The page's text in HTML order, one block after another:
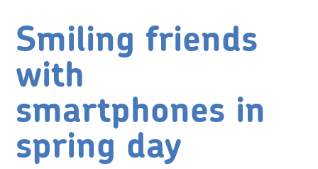
Smiling friends
with
smartphones in
spring day